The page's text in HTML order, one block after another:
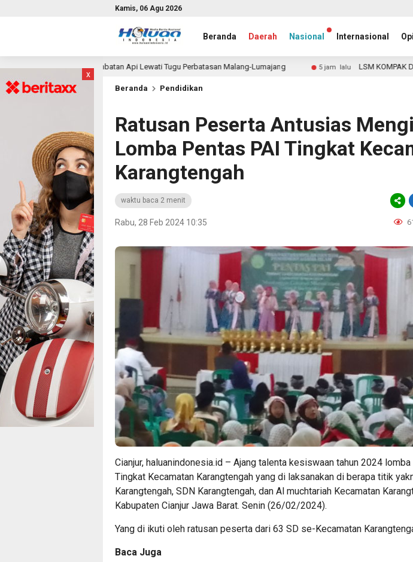
Kamis, 06 Agu 2026
Beranda Daerah Nasional Internasional
x
Rambatan Api Lewati Tugu Perbatasan Malang-Lumajang 5 jam lalu LSM KOMPAK Dukung Langkah
Beranda Pendidikan
Ratusan Peserta Antusias
Lomba Pentas PAI Tingkat
Karangtengah
waktu baca 2 menit
Rabu, 28 Feb 2024 10:35
Cianjur, haluanindonesia.id – Ajang talenta kesiswaan tahun 2024
Tingkat Kecamatan Karangtengah yang di laksanakan di berapa titik
Karangtengah, SDN Karangtengah, dan Al muchtariah Kecamatan
Kabupaten Cianjur Jawa Barat. Senin (26/02/2024).
Yang di ikuti oleh ratusan peserta dari 63 SD se-Kecamatan
Baca Juga